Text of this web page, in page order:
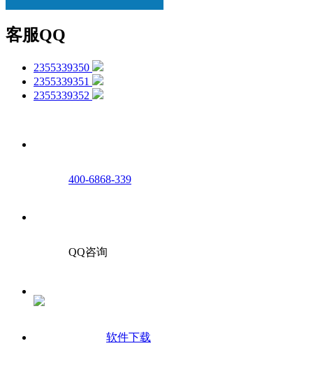
客服QQ
2355339350
2355339351
2355339352
400-6868-339
QQ咨询
软件下载